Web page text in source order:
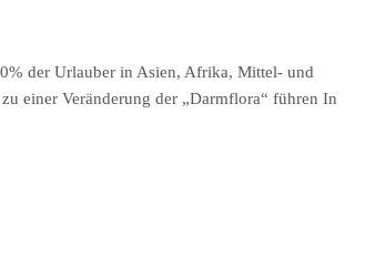
der Urlauber in Asien, Afrika, Mittel- und
einer Veränderung der „Darmflora“ führen In